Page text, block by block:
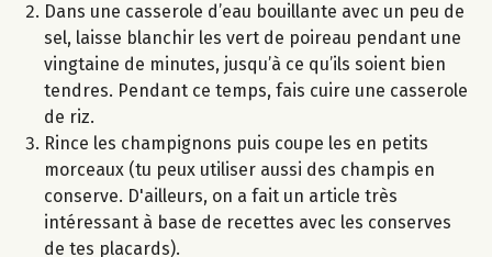
Dans une casserole d’eau bouillante avec un peu de
sel, laisse blanchir les vert de poireau pendant une
vingtaine de minutes, jusqu’à ce qu’ils soient bien
tendres. Pendant ce temps, fais cuire une casserole
de riz.
Rince les champignons puis coupe les en petits
morceaux (tu peux utiliser aussi des champis en
conserve. D'ailleurs, on a fait un article très
intéressant à base de recettes avec les conserves
de tes placards).